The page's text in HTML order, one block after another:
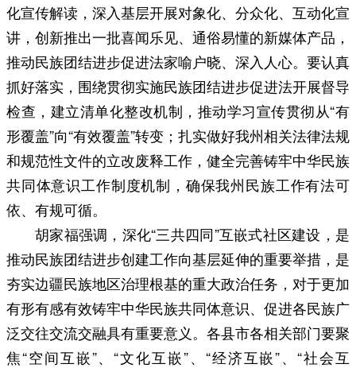
化宣传解读，深入基层开展对象化、分众化、互动化宣
讲，创新推出一批喜闻乐见、通俗易懂的新媒体产品，
推动民族团结进步促进法家喻户晓、深入人心。要认真
抓好落实，围绕贯彻实施民族团结进步促进法开展督导
检查，建立清单化整改机制，推动学习宣传贯彻从“有
形覆盖”向“有效覆盖”转变；扎实做好我州相关法律法规
和规范性文件的立改废释工作，健全完善铸牢中华民族
共同体意识工作制度机制，确保我州民族工作有法可
依、有规可循。
胡家福强调，深化“三共四同”互嵌式社区建设，是
推动民族团结进步创建工作向基层延伸的重要举措，是
夯实边疆民族地区治理根基的重大政治任务，对于更加
有形有感有效铸牢中华民族共同体意识、促进各民族广
泛交往交流交融具有重要意义。各县市各相关部门要聚
焦“空间互嵌”、“文化互嵌”、“经济互嵌”、“社会互